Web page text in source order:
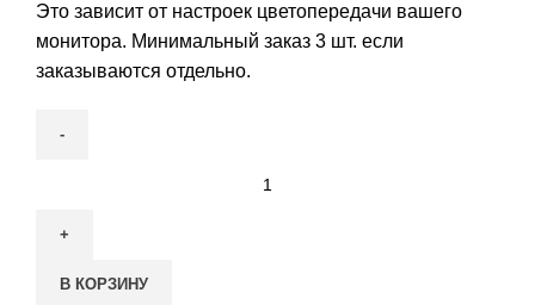
Это зависит от настроек цветопередачи вашего
монитора. Минимальный заказ 3 шт. если
заказываются отдельно.
Стул
жесткий
В КОРЗИНУ